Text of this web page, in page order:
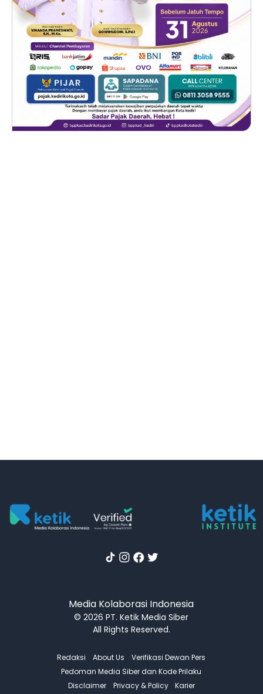
Media Kolaborasi Indonesia
© 2026 PT. Ketik Media Siber
All Rights Reserved.
Redaksi About Us
Verifikasi Dewan Pers
Pedoman Media Siber dan Kode Prilaku
Disclaimer
Privacy & Policy Karier